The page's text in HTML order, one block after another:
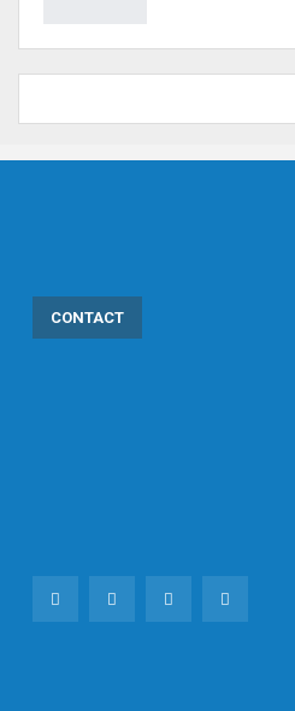
CONTACT